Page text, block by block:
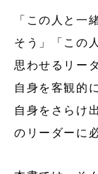
「この人と一
そう」「この
思わせるリー
自身を客観的
自身をさらけ
のリーダーに